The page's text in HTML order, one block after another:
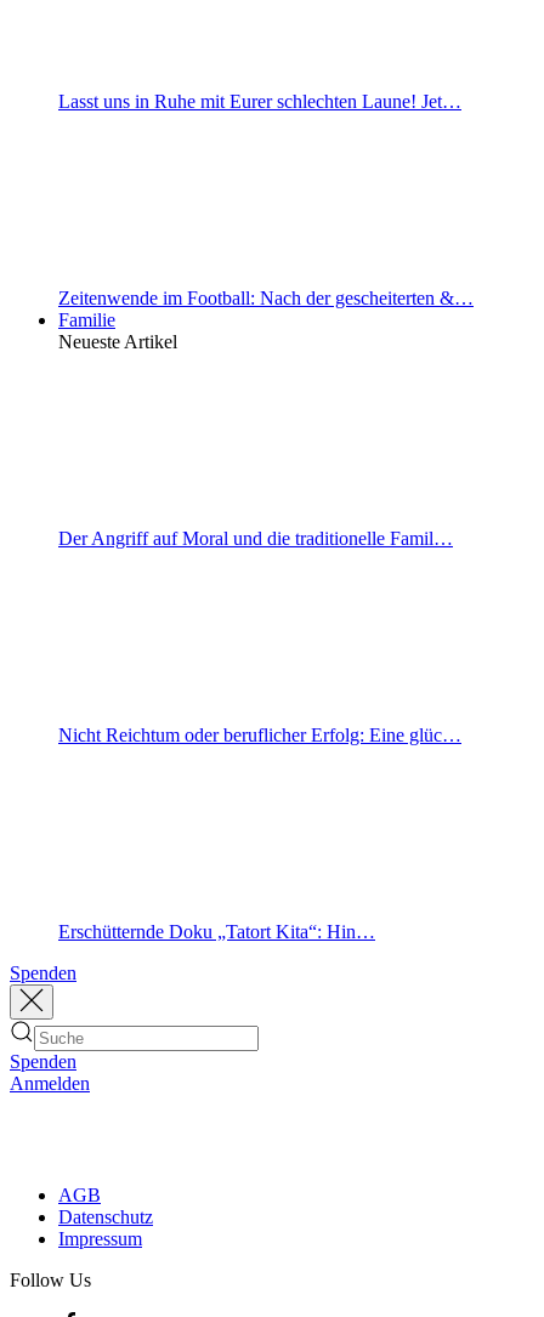
Lasst uns in Ruhe mit Eurer schlechten Laune! Jet…
Zeitenwende im Football: Nach der gescheiterten &…
Familie
Neueste Artikel
Der Angriff auf Moral und die traditionelle Famil…
Nicht Reichtum oder beruflicher Erfolg: Eine glüc…
Erschütternde Doku „Tatort Kita“: Hin…
Spenden
Spenden
Anmelden
AGB
Datenschutz
Impressum
Follow Us